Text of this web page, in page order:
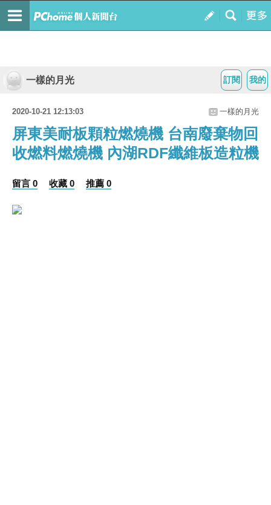
我的
訂閱
一樣的月光
2020-10-21 12:13:03 一樣的月光
屏東美耐板顆粒燃燒機 台南廢棄物回
收燃料燃燒機 內湖RDF纖維板造粒機
留言 0 收藏 0 推薦 0